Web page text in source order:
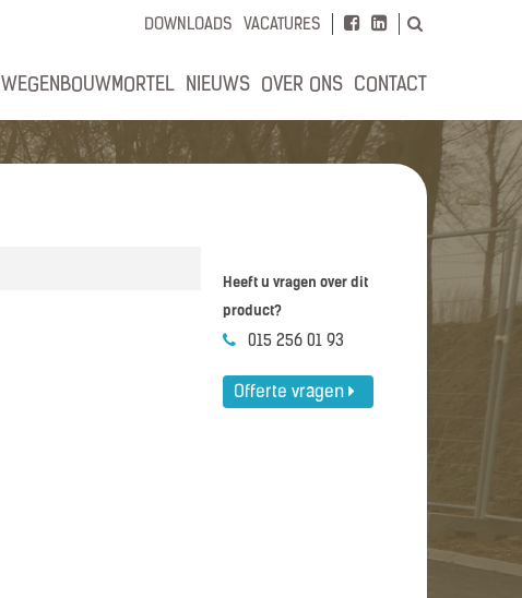
DOWNLOADS VACATURES
WEGENBOUWMORTEL NIEUWS OVER ONS CONTACT
Heeft u vragen over dit
product?
015 256 01 93
Offerte vragen